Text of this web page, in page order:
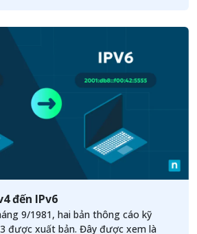
đến IPv6
9/1981, hai bản thông cáo kỹ
được xuất bản. Đây được xem là